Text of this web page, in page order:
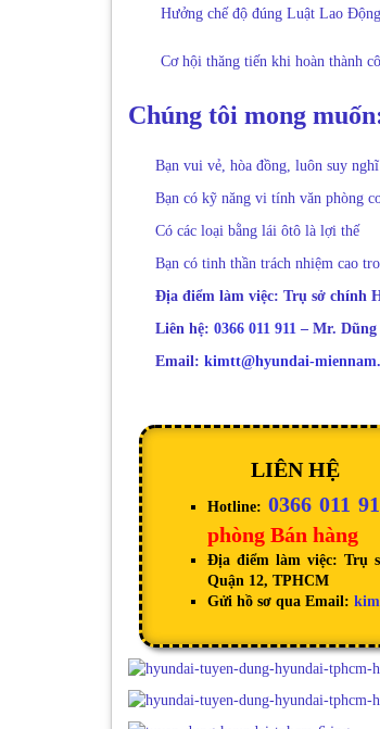
Hưởng chế độ đúng Luật Lao Động
Cơ hội thăng tiến khi hoàn thành
Chúng tôi mong
Bạn vui vẻ, hòa đồng, luôn suy
Bạn có kỹ năng vi tính văn phòng
Có các loại bằng lái ôtô là lợi thế
Bạn có tinh thần trách nhiệm cao
Địa điểm làm việc: Trụ sở chính
Liên hệ: 0366 011 911 – Mr. Dũng
Email: kimtt@hyundai-
LIÊN HỆ
Hotline: 0366 011
phòng Bán hàng
Địa điểm làm việc: Trụ
Quận 12, TPHCM
Gửi hồ sơ qua Email: